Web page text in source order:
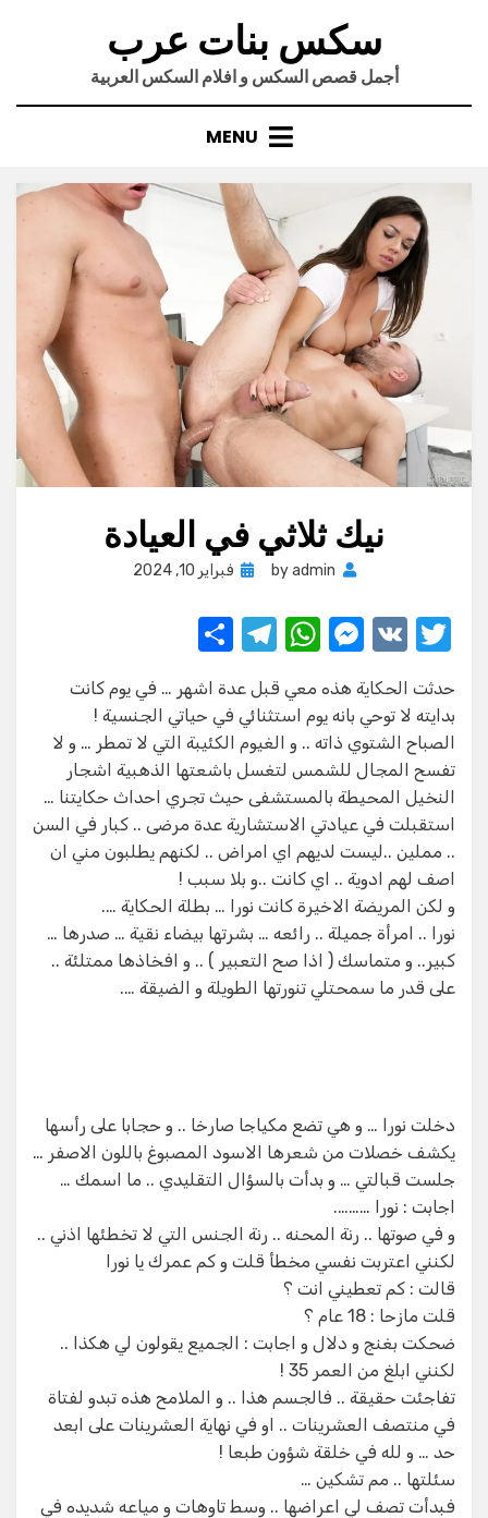
سكس بنات عرب
أجمل قصص السكس و افلام السكس العربية
MENU
نيك ثلاثي في العيادة
byadmin
Posted
فبراير 10, 2024
T
it
te
r
V
M
ss
e
n
g
er
W
at
s
A
p
p
T
e
gr
a
m
ar
e
حدثت الحكاية هذه معي قبل عدة اشهر … في يوم كانت
بدايته لا توحي بانه يوم استثنائي في حياتي الجنسية !
الصباح الشتوي ذاته .. و الغيوم الكئيبة التي لا تمطر … و لا
تفسح المجال للشمس لتغسل باشعتها الذهبية اشجار
النخيل المحيطة بالمستشفى حيث تجري احداث حكايتنا …
استقبلت في عيادتي الاستشارية عدة مرضى .. كبار في السن
.. مملين ..ليست لديهم اي امراض .. لكنهم يطلبون مني ان
اصف لهم ادوية .. اي كانت ..و بلا سبب !
و لكن المريضة الاخيرة كانت نورا … بطلة الحكاية ….
نورا .. امرأة جميلة .. رائعه … بشرتها بيضاء نقية … صدرها …
كبير.. و متماسك ( اذا صح التعبير ) .. و افخاذها ممتلئة ..
على قدر ما سمحتلي تنورتها الطويلة و الضيقة ….
دخلت نورا … و هي تضع مكياجا صارخا .. و حجابا على رأسها
يكشف خصلات من شعرها الاسود المصبوغ باللون الاصفر …
جلست قبالتي … و بدأت بالسؤال التقليدي .. ما اسمك …
اجابت : نورا ……….
و في صوتها .. رنة المحنه .. رنة الجنس التي لا تخطئها اذني ..
لكنني اعتربت نفسي مخطأ قلت و كم عمرك يا نورا
قالت : كم تعطيني انت ؟
قلت مازحا : 18 عام ؟
ضحكت بغنج و دلال و اجابت : الجميع يقولون لي هكذا ..
لكنني ابلغ من العمر 35 !
تفاجئت حقيقة .. فالجسم هذا .. و الملامح هذه تبدو لفتاة
في منتصف العشرينات .. او في نهاية العشرينات على ابعد
حد … و لله في خلقة شؤون طبعا !
سئلتها .. مم تشكين …
فبدأت تصف لي اعراضها .. وسط تاوهات و مياعه شديده في